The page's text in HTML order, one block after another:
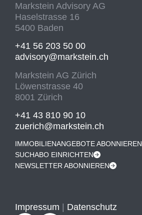
Markstein Advisory AG
Haselstrasse 16
5400 Baden
+41 56 203 50 00
advisory@markstein.ch
Markstein AG Zürich
Löwenstrasse 40
8001 Zürich
+41 43 810 90 10
zuerich@markstein.ch
IMMOBILIENANGEBOTE ABONNIEREN
SUCHABO EINRICHTEN
NEWSLETTER ABONNIEREN
Impressum Datenschutz